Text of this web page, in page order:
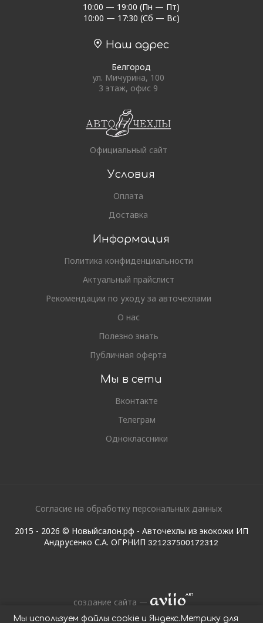
10:00 — 19:00 (Пн — Пт)
10:00 — 17:30 (Сб — Вс)
Наш адрес
Белгород
ул. Мичурина, 100
3 этаж, офис 9
Официальный сайт
Условия
Оплата
Доставка
Информация
Политика конфиденциальности
Актуальный прайслист
Рекомендации по уходу за авточехлами
О нас
Полезно знать
Публичная оферта
Мы в сети
Вконтакте
Телеграм
Одноклассники
Согласие на обработку персональных данных
2015 - 2026 © Новыйсалон.рф - Авточехлы из экокожи ИП
Андрусенко С.А. ОГРНИП 321237500172312
создание сайта
Мы используем файлы cookie и Яндекс.Метрику для